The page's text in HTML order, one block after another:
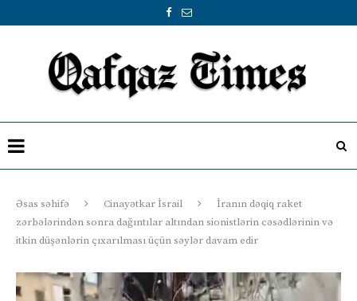
Əsas səhifə Cinayətkar İsrail
İranın dəqiq raket
zərbələrindən sonra dağıntılar altından sionistlərin cəsədlərinin və
itkin düşənlərin çıxarılması üçün səylər davam edir